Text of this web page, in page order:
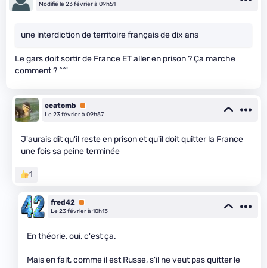
Modifié le 23 février à 09h51
une interdiction de territoire français de dix ans
Le gars doit sortir de France ET aller en prison ? Ça marche
comment ? ^^'
ecatomb
Premium
Le 23 février à 09h57
J'aurais dit qu'il reste en prison et qu'il doit quitter la France
une fois sa peine terminée
1
fred42 Premium
Le 23 février à 10h13
En théorie, oui, c'est ça.
Mais en fait, comme il est Russe, s'il ne veut pas quitter le